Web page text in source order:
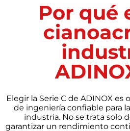
Por qué
Elegir la Serie C de ADINOX
de ingeniería confiable para
industria. No se trata solo
garantizar un rendimiento